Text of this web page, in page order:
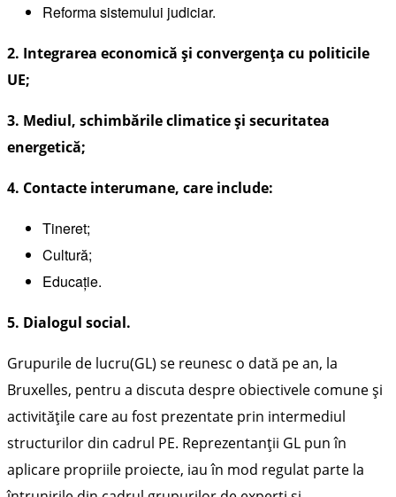
Reforma sistemului judiciar.
2. Integrarea economică și convergența cu politicile
UE;
3. Mediul, schimbările climatice și securitatea
energetică;
4. Contacte interumane, care include:
Tineret;
Cultură;
Educație.
5. Dialogul social.
Grupurile de lucru(GL) se reunesc o dată pe an, la
Bruxelles, pentru a discuta despre obiectivele comune și
activitățile care au fost prezentate prin intermediul
structurilor din cadrul PE. Reprezentanții GL pun în
aplicare propriile proiecte, iau în mod regulat parte la